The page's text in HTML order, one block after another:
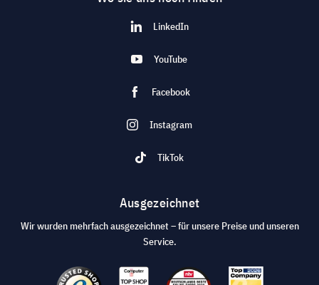
LinkedIn
YouTube
Facebook
Instagram
TikTok
Ausgezeichnet
Wir wurden mehrfach ausgezeichnet – für unsere Preise und unseren
Service.